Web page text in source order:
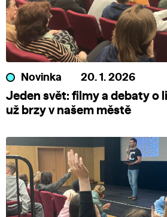
Novinka 20. 1. 2026
Jeden svět: filmy a debaty o
už brzy v našem městě